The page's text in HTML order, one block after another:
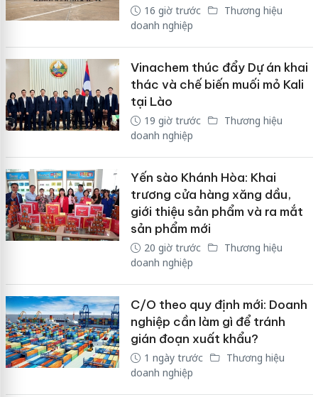
16 giờ trước
Thương hiệu
doanh nghiệp
Vinachem thúc đẩy Dự án khai
thác và chế biến muối mỏ Kali
tại Lào
19 giờ trước
Thương hiệu
doanh nghiệp
Yến sào Khánh Hòa: Khai
trương cửa hàng xăng dầu,
giới thiệu sản phẩm và ra mắt
sản phẩm mới
20 giờ trước
Thương hiệu
doanh nghiệp
C/O theo quy định mới: Doanh
nghiệp cần làm gì để tránh
gián đoạn xuất khẩu?
1 ngày trước
Thương hiệu
doanh nghiệp